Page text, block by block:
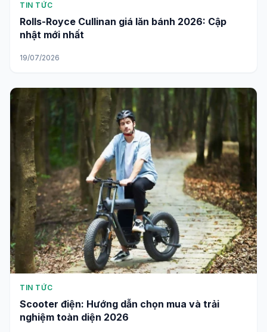
TIN TỨC
Rolls-Royce Cullinan giá lăn bánh 2026: Cập
nhật mới nhất
19/07/2026
TIN TỨC
Scooter điện: Hướng dẫn chọn mua và trải
nghiệm toàn diện 2026